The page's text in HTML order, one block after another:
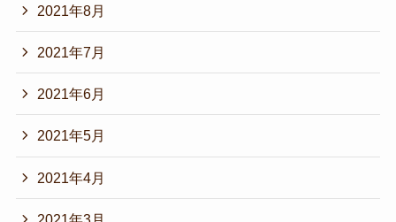
2021年8月
2021年7月
2021年6月
2021年5月
2021年4月